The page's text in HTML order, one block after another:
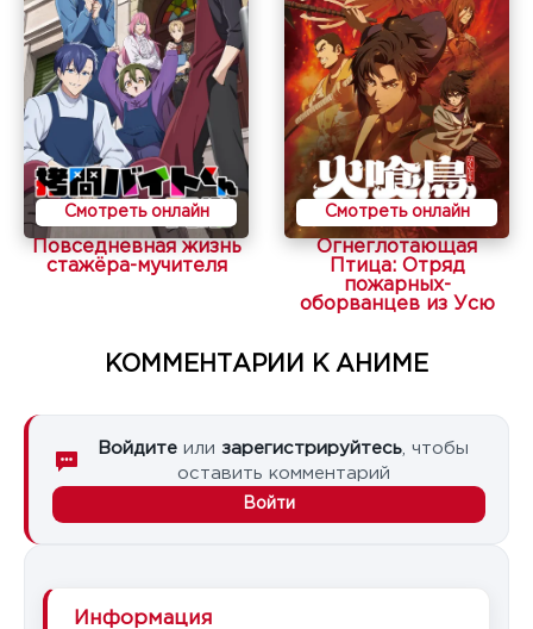
Смотреть онлайн
Повседневная жизнь
стажёра-мучителя
Смотреть онлайн
Огнеглотающая
Птица: Отряд
пожарных-
оборванцев из Усю
КОММЕНТАРИИ К АНИМЕ
Войдите или зарегистрируйтесь , чтобы
оставить комментарий
Войти
Информация